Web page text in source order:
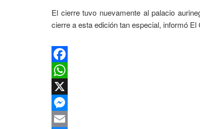
El cierre tuvo nuevamente al palacio
cierre a esta edición tan especial, informó El
Facebook
WhatsApp
X
Messenger